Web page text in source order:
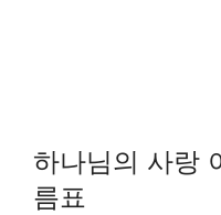
하나님의 사랑
름표